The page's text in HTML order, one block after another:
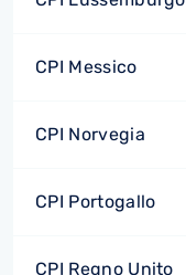
CPI Messico
CPI Norvegia
CPI Portogallo
CPI Regno Unito